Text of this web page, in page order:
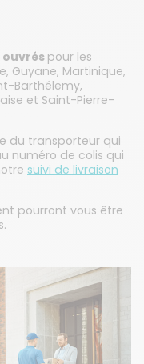
ouvrés pour les
Guyane, Martinique,
Barthélemy,
et Saint-Pierre-
du transporteur qui
numéro de colis qui
suivi de livraison
pourront vous être